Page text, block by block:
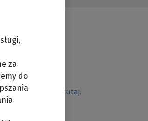
dla
się tutaj.
za
do